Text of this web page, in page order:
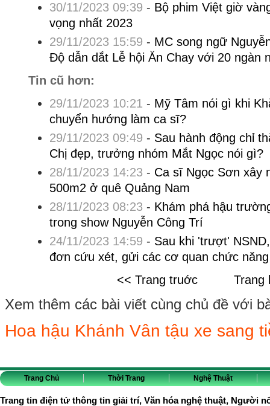
30/11/2023 09:39 - Bộ phim Việt giờ
vọng nhất 2023
29/11/2023 15:59 - MC song ngữ
Độ dẫn dắt Lễ hội Ăn Chay với 20 ngàn
Tin cũ hơn:
29/11/2023 10:21 - Mỹ Tâm nói gì khi
chuyển hướng làm ca sĩ?
29/11/2023 09:49 - Sau hành động chỉ
Chị đẹp, trưởng nhóm Mắt Ngọc nói gì?
28/11/2023 14:23 - Ca sĩ Ngọc Sơn xây
500m2 ở quê Quảng Nam
28/11/2023 08:23 - Khám phá hậu
trong show Nguyễn Công Trí
24/11/2023 14:59 - Sau khi 'trượt'
đơn cứu xét, gửi các cơ quan chức năng
<< Trang truớc
Trang
Xem thêm các bài viết cùng chủ đề với
Hoa hậu Khánh Vân tậu xe sang
Trang Chủ Thời Trang Nghệ Thuật
Trang tin điện tử thông tin giải trí, Văn hóa nghệ thuật, Người